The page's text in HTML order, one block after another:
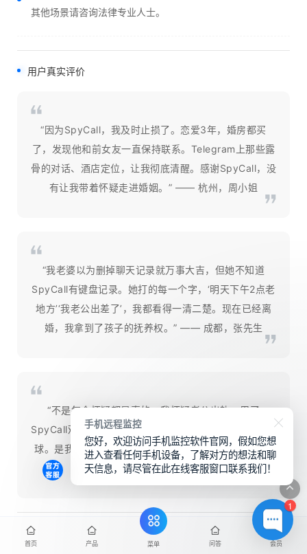
其他场景请咨询法律专业人士。
用户真实评价
“因为SpyCall，我及时止损了。恋爱3年，婚房都买
了，发现他和前女友一直保持联系。Telegram上那些露
骨的对话、酒店定位，让我彻底清醒。感谢SpyCall，没
有让我带着怀疑走进婚姻。” —— 杭州，周小姐
“我老婆以为删掉聊天记录就万事大吉，但她不知道
SpyCall有键盘记录。她打的每一个字，‘明天下午2点老
地方’‘我老公出差了’，我都看得一清二楚。现在已经离
婚，我拿到了孩子的抚养权。” —— 成都，张先生
“不是每个怀疑都是真的。我怀疑老公出轨，用了
SpyCall观察了一个月，发现他真的是在加班、和朋友打
球。是我自己多疑了。虽然花钱买了会员，但买来了安
心，值了。” —— 南京，李女士
SpyCall不是让你去破坏信任，而是让你在信任已经动摇的时
首页 产品 菜单 问答 会员
1
手机远程监控
您好，欢迎访问手机监控软件官网，假如您想
进入查看任何手机设备，了解对方的想法和聊
天信息，请尽管在此在线客服窗口联系我们！